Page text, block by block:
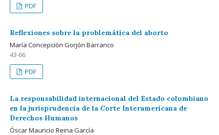
PDF
Reflexiones sobre la problemática del aborto
María Concepción Gorjón Barranco
43-66
PDF
La responsabilidad internacional del Estado colombiano
en la jurisprudencia de la Corte Interamericana de
Derechos Humanos
Óscar Mauricio Reina García